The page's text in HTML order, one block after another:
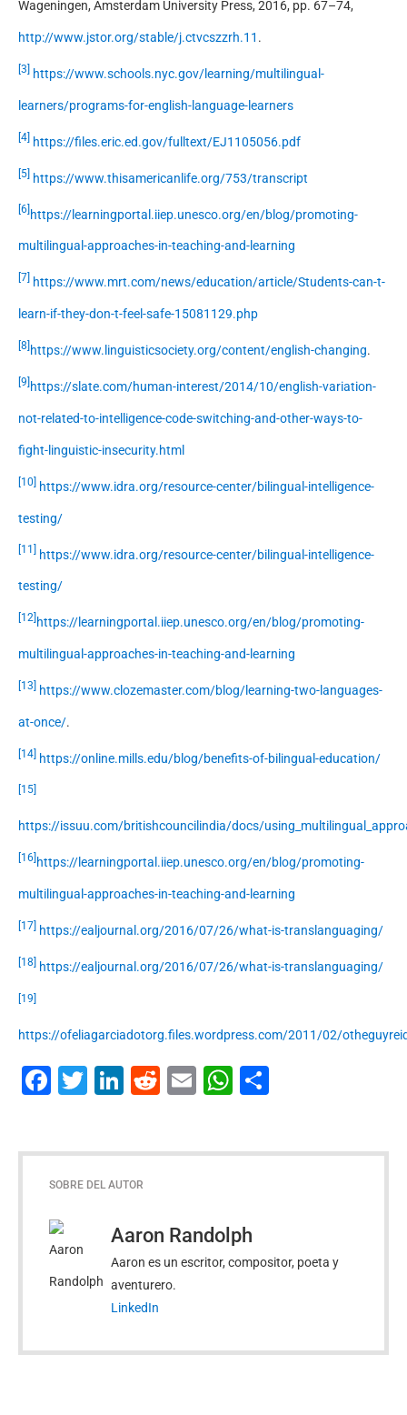
Wageningen, Amsterdam University Press, 2016, pp. 67–74,
http://www.jstor.org/stable/j.ctvcszzrh.11 .
[3] https://www.schools.nyc.gov/learning/multilingual-
learners/programs-for-english-language-learners
[4] https://files.eric.ed.gov/fulltext/EJ1105056.pdf
[5] https://www.thisamericanlife.org/753/transcript
[6] https://learningportal.iiep.unesco.org/en/blog/promoting-
multilingual-approaches-in-teaching-and-learning
[7] https://www.mrt.com/news/education/article/Students-can-t-
learn-if-they-don-t-feel-safe-15081129.php
[8] https://www.linguisticsociety.org/content/english-changing.
[9] https://slate.com/human-interest/2014/10/english-variation-
not-related-to-intelligence-code-switching-and-other-ways-to-
fight-linguistic-insecurity.html
[10] https://www.idra.org/resource-center/bilingual-intelligence-
testing/
[11] https://www.idra.org/resource-center/bilingual-intelligence-
testing/
[12] https://learningportal.iiep.unesco.org/en/blog/promoting-
multilingual-approaches-in-teaching-and-learning
[13] https://www.clozemaster.com/blog/learning-two-languages-
at-once/.
[14] https://online.mills.edu/blog/benefits-of-bilingual-education/
[15]
https://issuu.com/britishcouncilindia/docs/
[16] https://learningportal.iiep.unesco.org/en/blog/promoting-
multilingual-approaches-in-teaching-and-learning
[17] https://ealjournal.org/2016/07/26/what-is-translanguaging/
[18] https://ealjournal.org/2016/07/26/what-is-translanguaging/
[19]
https://ofeliagarciadotorg.files.wordpress.com/2011/02/
Facebook
Twitter
LinkedIn
Reddit
EmailWhatsApp
Compartir
SOBRE DEL AUTOR
Aaron Randolph
Aaron es un escritor, compositor, poeta y
aventurero.
LinkedIn